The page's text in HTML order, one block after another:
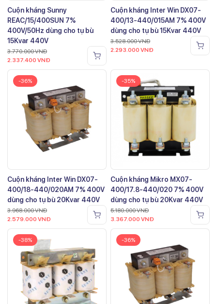
Cuộn kháng Sunny
REAC/15/400SUN 7%
400V/50Hz dùng cho tụ bù
15Kvar 440V
3.770.000VNĐ
2.337.400 VNĐ
Cuộn kháng Inter Win DX07-
400/13-440/015AM 7% 400V
dùng cho tụ bù 15Kvar 440V
3.528.000VNĐ
2.293.000 VNĐ
-36%
Cuộn kháng Inter Win DX07-
400/18-440/020AM 7% 400V
dùng cho tụ bù 20Kvar 440V
3.968.000VNĐ
2.579.000 VNĐ
-35%
Cuộn kháng Mikro MX07-
400/17.8-440/020 7% 400V
dùng cho tụ bù 20Kvar 440V
5.180.000VNĐ
3.367.000 VNĐ
-38% -36%